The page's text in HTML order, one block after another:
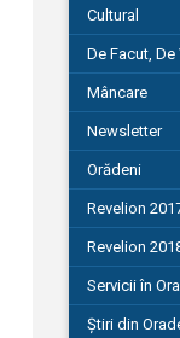
Cultural
De Facut,
Mâncare
Newsletter
Orădeni
Revelion
Revelion
Servicii în
Știri din